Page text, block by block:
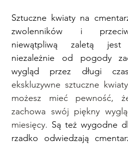
Sztuczne kwiaty na
zwolenników i
niewątpliwą zaletą
niezależnie od pogody
wygląd przez długi
ekskluzywne sztuczne
możesz mieć pewność,
zachowa swój piękny
miesięcy. Są też wygodne
rzadko odwiedzają